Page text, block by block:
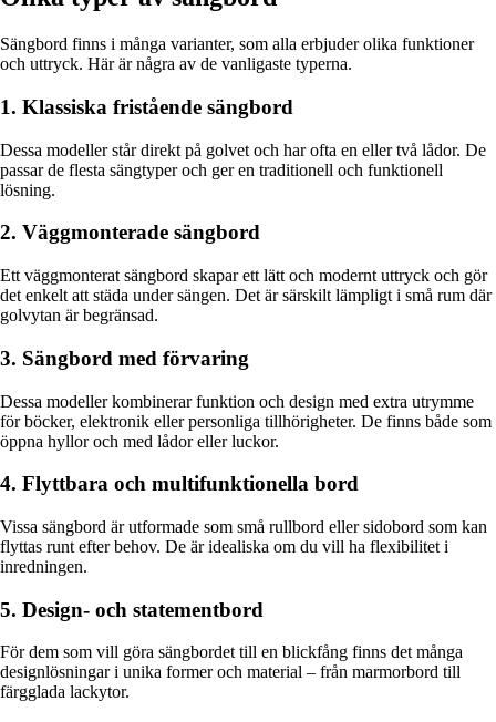
Sängbord finns i många varianter, som alla erbjuder olika funktioner
och uttryck. Här är några av de vanligaste typerna.
1. Klassiska fristående sängbord
Dessa modeller står direkt på golvet och har ofta en eller två lådor. De
passar de flesta sängtyper och ger en traditionell och funktionell
lösning.
2. Väggmonterade sängbord
Ett väggmonterat sängbord skapar ett lätt och modernt uttryck och gör
det enkelt att städa under sängen. Det är särskilt lämpligt i små rum där
golvytan är begränsad.
3. Sängbord med förvaring
Dessa modeller kombinerar funktion och design med extra utrymme
för böcker, elektronik eller personliga tillhörigheter. De finns både som
öppna hyllor och med lådor eller luckor.
4. Flyttbara och multifunktionella bord
Vissa sängbord är utformade som små rullbord eller sidobord som kan
flyttas runt efter behov. De är idealiska om du vill ha flexibilitet i
inredningen.
5. Design- och statementbord
För dem som vill göra sängbordet till en blickfång finns det många
designlösningar i unika former och material – från marmorbord till
färgglada lackytor.